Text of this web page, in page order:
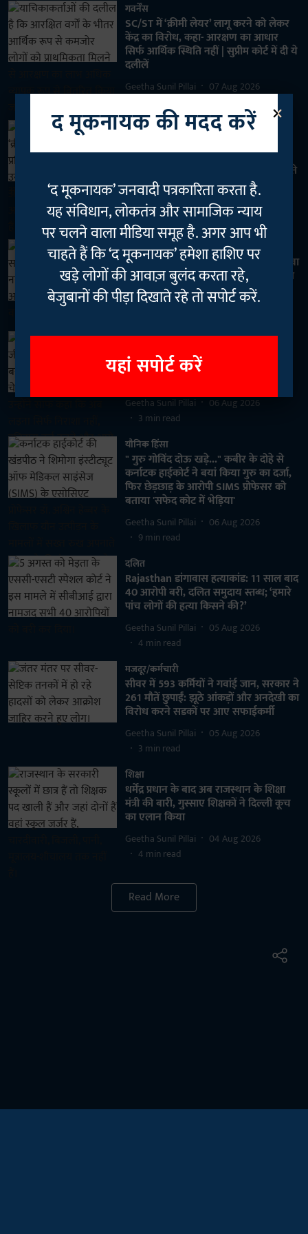
गवर्नेंस
SC/ST में ‘क्रीमी लेयर’ लागू करने को लेकर
केंद्र का विरोध, कहा- आरक्षण का आधार
सिर्फ आर्थिक स्थिति नहीं | सुप्रीम कोर्ट में दी ये
दलीलें
Geetha Sunil Pillai
07 Aug 2026
दलित
पीढ़ीगत आरक्षण प्रतिबंध के खिलाफ IRS
अफसर नेत्रपाल के 10 तर्क: आंकड़े क्या बताते
हैं?
Geetha Sunil Pillai
07 Aug 2026
8min read
समाज
GenZ Rising Tour | जंतर मंतर के बाद युवा
सिर्फ सड़क पर नहीं, झकझोर रहे पूरा सिस्टम
Geetha Sunil Pillai
07 Aug 2026
महिला न्यूज़
“कभी लगता था इस निजाम से लड़ना
नामुमकिन है, आज लगता है जीता भी जा
Geetha Sunil Pillai
06 Aug 2026
3 min read
यौनिक हिंसा
" गुरु गोविंद दोऊ खड़े..." कबीर के दोहे से
कर्नाटक हाईकोर्ट ने बयां किया गुरु का दर्जा,
फिर छेड़छाड़ के आरोपी SIMS प्रोफेसर को
बताया 'सफेद कोट में भेड़िया'
Geetha Sunil Pillai
06 Aug 2026
9min read
दलित
Rajasthan डांगावास हत्याकांड: 11 साल बाद
40 आरोपी बरी, दलित समुदाय स्तब्ध; ‘हमारे
पांच लोगों की हत्या किसने की?’
Geetha Sunil Pillai
05 Aug 2026
4 min read
मजदूर/कर्मचारी
सीवर में 593 कर्मियों ने गवांई जान, सरकार ने
261 मौतें छुपाईं: झूठे आंकड़ों और अनदेखी का
विरोध करने सडकों पर आए सफाईकर्मी
Geetha Sunil Pillai
05 Aug 2026
3 min read
शिक्षा
धर्मेंद्र प्रधान के बाद अब राजस्थान के शिक्षा
मंत्री की बारी, गुस्साए शिक्षकों ने दिल्ली कूच
का एलान किया
Geetha Sunil Pillai
04 Aug 2026
4 min read
Read More
×
द मूकनायक की मदद करें
‘द मूकनायक’ जनवादी पत्रकारिता करता है.
यह संविधान, लोकतंत्र और सामाजिक न्याय
पर चलने वाला मीडिया समूह है. अगर आप भी
चाहते हैं कि ‘द मूकनायक’ हमेशा हाशिए पर
खड़े लोगों की आवाज़ बुलंद करता रहे,
बेजुबानों की पीड़ा दिखाते रहे तो सपोर्ट करें.
यहां सपोर्ट करें